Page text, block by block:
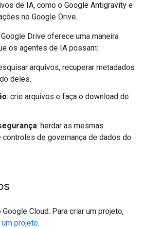
de IA, como o Google Antigravity e
no Google Drive.
Drive oferece uma maneira
os agentes de IA possam:
arquivos, recuperar metadados
deles.
: crie arquivos e faça o download de
: herdar as mesmas
de governança de dados do
Cloud. Para criar um projeto,
um projeto.